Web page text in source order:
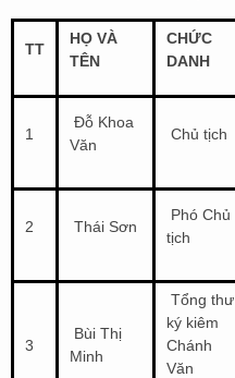
TT
HỌ VÀ
TÊN
CHỨC
DANH
1
Đỗ Khoa
Văn
Chủ tịch
2 Thái Sơn
Phó Chủ
tịch
3
Bùi Thị
Minh
Tổng thư
ký kiêm
Chánh
Văn